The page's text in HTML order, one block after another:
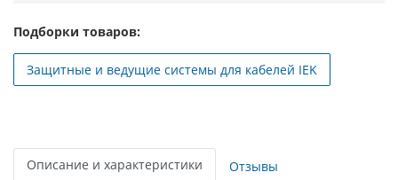
Подборки товаров:
Защитные и ведущие системы для кабелей IEK
Описание и характеристики
Отзывы